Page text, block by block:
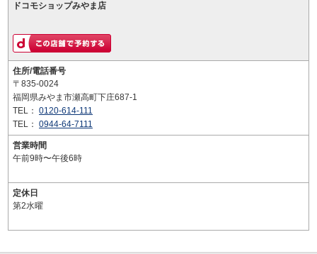
ドコモショップみやま店
住所/電話番号
〒835-0024
福岡県みやま市瀬高町下庄687-1
TEL： 0120-614-111
TEL： 0944-64-7111
営業時間
午前9時〜午後6時
定休日
第2水曜